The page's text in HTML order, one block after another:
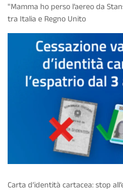
"Mamma ho perso l’aereo da
tra Italia e Regno Unito
Carta d’identità cartacea: stop